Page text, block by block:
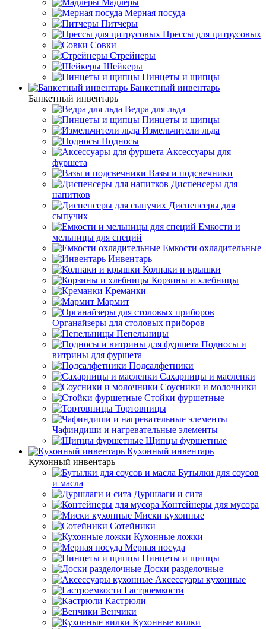
Мерная посуда
Питчеры
Прессы для цитрусовых
Совки
Стрейнеры
Шейкеры
Пинцеты и щипцы
Банкетный инвентарь
Банкетный инвентарь
Ведра для льда
Пинцеты и щипцы
Измельчители льда
Подносы
Аксессуары для
фуршета
Вазы и подсвечники
Диспенсеры для
напитков
Диспенсеры для
сыпучих
Емкости и
мельницы для специй
Емкости охладительные
Инвентарь
Колпаки и крышки
Корзины и хлебницы
Креманки
Мармит
Органайзеры для столовых приборов
Пепельницы
Подносы и
витрины для фуршета
Подсалфетники
Сахарницы и масленки
Соусники и молочники
Стойки фуршетные
Тортовницы
Чафиндиши и нагревательные элементы
Щипцы фуршетные
Кухонный инвентарь
Кухонный инвентарь
Бутылки для соусов
и масла
Дуршлаги и сита
Контейнеры для мусора
Миски кухонные
Сотейники
Кухонные ложки
Мерная посуда
Пинцеты и щипцы
Доски разделочные
Аксессуары кухонные
Гастроемкости
Кастрюли
Венчики
Кухонные вилки